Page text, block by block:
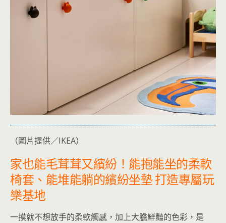
（圖片提供／IKEA）
家也能毛茸茸又繽紛！能抱能坐的柔軟
椅套、能堆能躺的繽紛坐墊 打造專屬玩
樂基地
一摸就不想放手的柔軟觸感，加上大膽鮮豔的色彩，是